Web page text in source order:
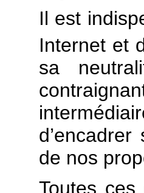
Il est
Internet et
sa
de nos
Toutes